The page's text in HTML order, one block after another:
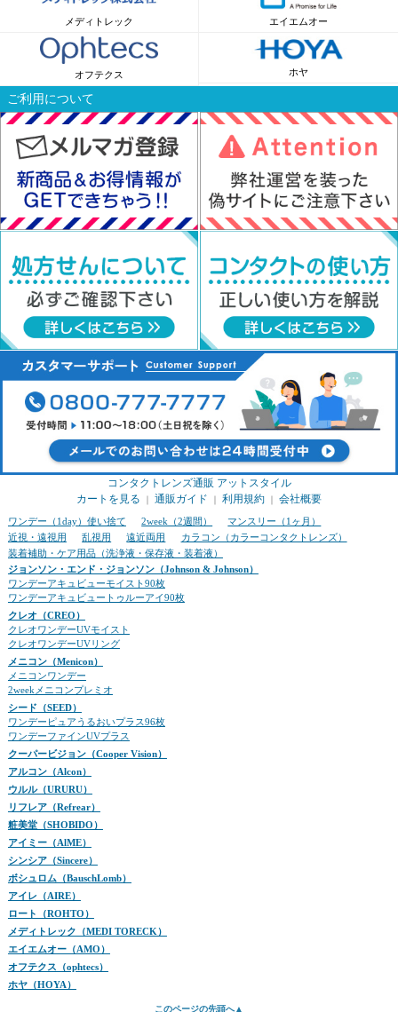
メディトレック エイエムオー
オフテクス ホヤ
ご利用について
コンタクトレンズ通販 アットスタイル
カートを見る ｜ 通販ガイド ｜ 利用規約 ｜ 会社概要
ワンデー（1day）使い捨て 2week（2週間）
マンスリー（1ヶ月）
近視・遠視用
乱視用 遠近両用
カラコン（カラーコンタクトレンズ）
装着補助・ケア用品（洗浄液・保存液・装着液）
ジョンソン・エンド・ジョンソン（Johnson & Johnson）
ワンデーアキュビューモイスト90枚
ワンデーアキュビュートゥルーアイ90枚
クレオ（CREO）
クレオワンデーUVモイスト
クレオワンデーUVリング
メニコン（Menicon）
メニコンワンデー
2weekメニコンプレミオ
シード（SEED）
ワンデーピュアうるおいプラス96枚
ワンデーファインUVプラス
クーパービジョン（Cooper Vision）
アルコン（Alcon）
ウルル（URURU）
リフレア（Refrear）
粧美堂（SHOBIDO）
アイミー（AlME）
シンシア（Sincere）
ボシュロム（BauschLomb）
アイレ（AIRE）
ロート（ROHTO）
メディトレック（MEDI TORECK）
エイエムオー（AMO）
オフテクス（ophtecs）
ホヤ（HOYA）
このページの先頭へ▲